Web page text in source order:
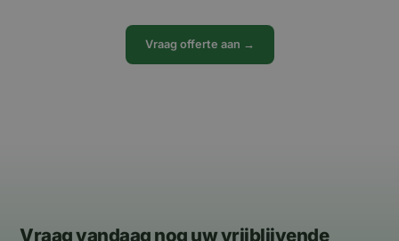
Vraag offerte aan →
Vraag vandaag nog uw vrijblijvende